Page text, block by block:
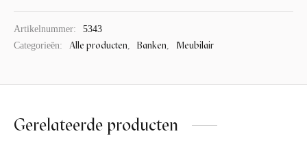
Artikelnummer:
5343
Categorieën:
Alle producten Banken Meubilair
Gerelateerde producten